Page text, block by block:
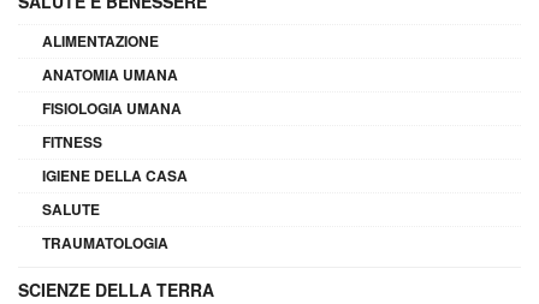
ALIMENTAZIONE
ANATOMIA UMANA
FISIOLOGIA UMANA
FITNESS
IGIENE DELLA CASA
SALUTE
TRAUMATOLOGIA
SCIENZE DELLA TERRA